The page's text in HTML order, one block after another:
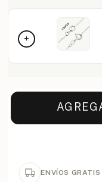
ENVÍOS GRATIS